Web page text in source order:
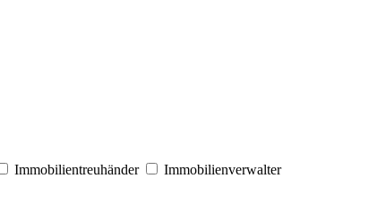
Immobilientreuhänder Immobilienverwalter